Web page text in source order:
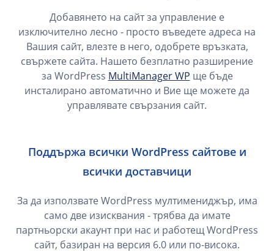
Добавянето на сайт за управление е
изключително лесно - просто въведете адреса на
Вашия сайт, влезте в него, одобрете връзката,
свържете сайта. Нашето безплатно разширение
за WordPress MultiManager WP ще бъде
инсталирано автоматично и Вие ще можете да
управлявате свързания сайт.
Поддържа всички WordPress сайтове и
всички доставчици
За да използвате WordPress мултимениджър, има
само две изисквания - трябва да имате
партньорски акаунт при нас и работещ WordPress
сайт, базиран на версия 6.0 или по-висока.